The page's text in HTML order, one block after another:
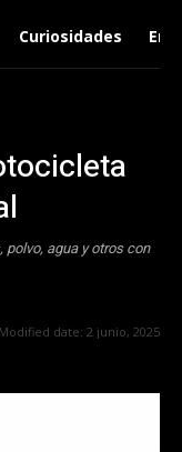
Curiosidades
agua y otros con
Modified date: 2 junio, 2025